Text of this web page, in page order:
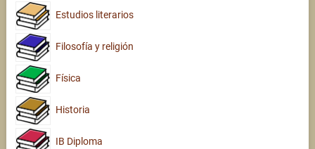
Estudios literarios
Filosofía y religión
Física
Historia
IB Diploma